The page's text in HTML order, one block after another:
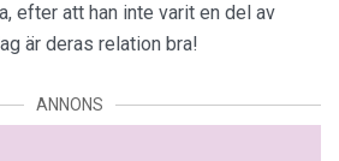
efter att han inte varit en del av
är deras relation bra!
ANNONS